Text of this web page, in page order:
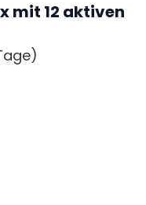
mit 12 aktiven